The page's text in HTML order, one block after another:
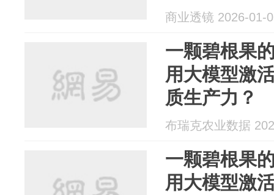
商业透镜 2026-01-
一颗碧根果
用大模型激
质生产力？
布瑞克农业数据
一颗碧根果
用大模型激